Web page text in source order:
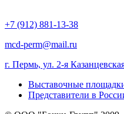
+7 (912) 881-13-38
mcd-perm@mail.ru
г. Пермь, ул. 2-я
Выставочные
Представители в